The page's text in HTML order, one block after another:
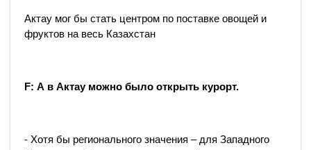
Актау мог бы стать центром по поставке овощей и
фруктов на весь Казахстан
F: А в Актау можно было открыть курорт.
- Хотя бы регионального значения – для Западного